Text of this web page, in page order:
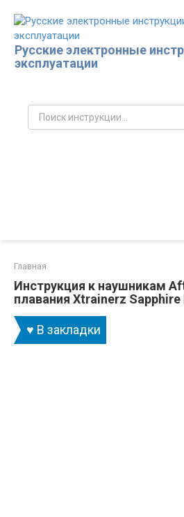
контенту
Русские электронные
эксплуатации
Поиск:
Главная
Инструкция к наушникам
плавания Xtrainerz Sapphire
♥ В закладки